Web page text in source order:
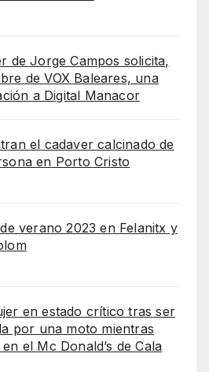
de Jorge Campos solicita,
de VOX Baleares, una
a Digital Manacor
el cadaver calcinado de
en Porto Cristo
verano 2023 en Felanitx y
en estado crítico tras ser
por una moto mientras
el Mc Donald’s de Cala